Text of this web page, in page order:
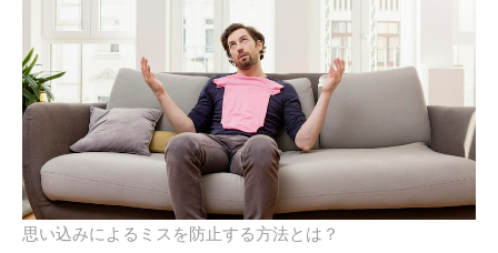
思い込みによるミスを防止する方法とは？